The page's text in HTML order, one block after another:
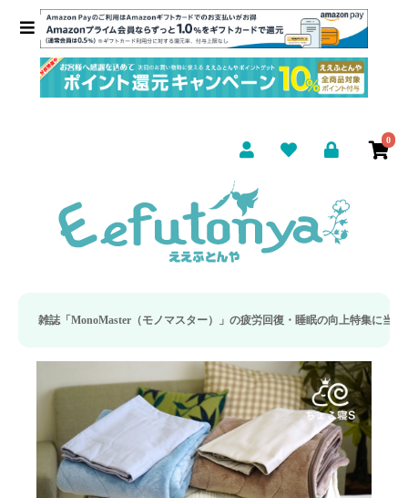
0
スター）」の疲労回復・睡眠の向上特集に当社のリカバリー枕カバーが取り上